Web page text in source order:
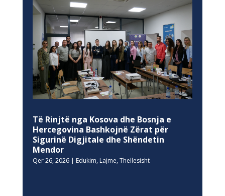
Të Rinjtë nga Kosova dhe Bosnja e
Hercegovina Bashkojnë Zërat për
Sigurinë Digjitale dhe Shëndetin
Mendor
Qer 26, 2026| Edukim, Lajme, Thellesisht